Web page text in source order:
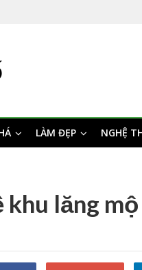
LÀM ĐẸP NGHỆ
khu lăng